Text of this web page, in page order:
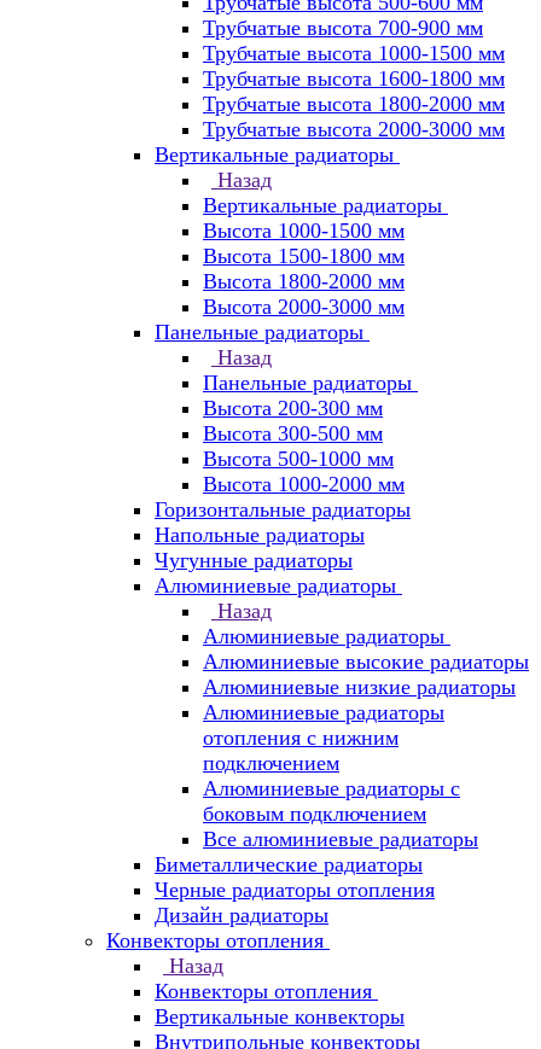
Трубчатые высота 700-900 мм
Трубчатые высота 1000-1500 мм
Трубчатые высота 1600-1800 мм
Трубчатые высота 1800-2000 мм
Трубчатые высота 2000-3000 мм
Вертикальные радиаторы
Назад
Вертикальные радиаторы
Высота 1000-1500 мм
Высота 1500-1800 мм
Высота 1800-2000 мм
Высота 2000-3000 мм
Панельные радиаторы
Назад
Панельные радиаторы
Высота 200-300 мм
Высота 300-500 мм
Высота 500-1000 мм
Высота 1000-2000 мм
Горизонтальные радиаторы
Напольные радиаторы
Чугунные радиаторы
Алюминиевые радиаторы
Назад
Алюминиевые радиаторы
Алюминиевые высокие радиаторы
Алюминиевые низкие радиаторы
Алюминиевые радиаторы
отопления с нижним
подключением
Алюминиевые радиаторы с
боковым подключением
Все алюминиевые радиаторы
Биметаллические радиаторы
Черные радиаторы отопления
Дизайн радиаторы
Конвекторы отопления
Назад
Конвекторы отопления
Вертикальные конвекторы
Внутрипольные конвекторы